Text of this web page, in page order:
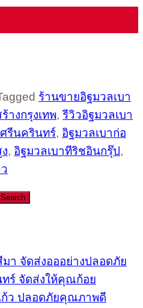
ร้านขายอิฐมวลเบา
างกรุงเทพ,รีวิวอิฐมวลเบา
รีนครินทร์, อิฐมวลเบาก่อ
, อิฐมวลเบาทีริชอินกรุ๊ป,
Search
า จัดส่งอออย่างปลอดภัย
ร์ จัดส่งให้คุณก้อย
ว ปลอดภัยคุณภาพดี